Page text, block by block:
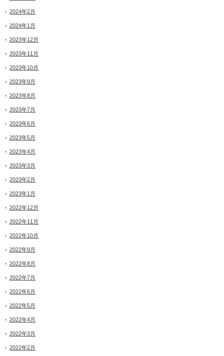
2024年2月
2024年1月
2023年12月
2023年11月
2023年10月
2023年9月
2023年8月
2023年7月
2023年6月
2023年5月
2023年4月
2023年3月
2023年2月
2023年1月
2022年12月
2022年11月
2022年10月
2022年9月
2022年8月
2022年7月
2022年6月
2022年5月
2022年4月
2022年3月
2022年2月